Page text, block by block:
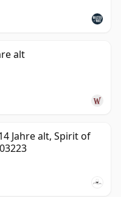
alt
Jahre alt, Spirit of